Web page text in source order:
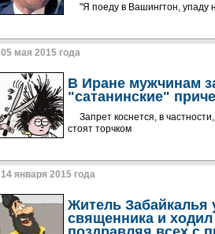
"Я поеду в Вашингтон, упаду
05 мая 2015 года
В Иране мужчинам
"сатанинские"
Запрет коснется, в
стоят торчком
14 января 2015 года
Житель Забайкалья
священника и